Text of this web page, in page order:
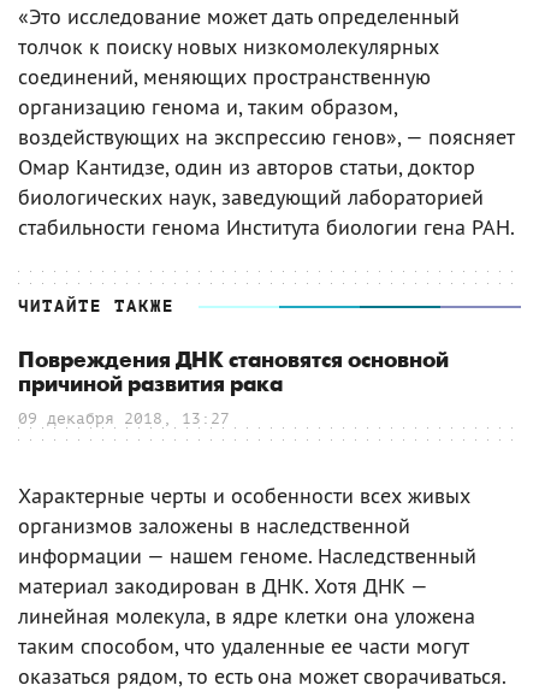
«Это исследование может дать определенный
толчок к поиску новых низкомолекулярных
соединений, меняющих пространственную
организацию генома и, таким образом,
воздействующих на экспрессию генов», — поясняет
Омар Кантидзе, один из авторов статьи, доктор
биологических наук, заведующий лабораторией
стабильности генома Института биологии гена РАН.
ЧИТАЙТЕ ТАКЖЕ
Повреждения ДНК становятся основной
причиной развития рака
09 декабря 2018, 13:27
Характерные черты и особенности всех живых
организмов заложены в наследственной
информации — нашем геноме. Наследственный
материал закодирован в ДНК. Хотя ДНК —
линейная молекула, в ядре клетки она уложена
таким способом, что удаленные ее части могут
оказаться рядом, то есть она может сворачиваться.